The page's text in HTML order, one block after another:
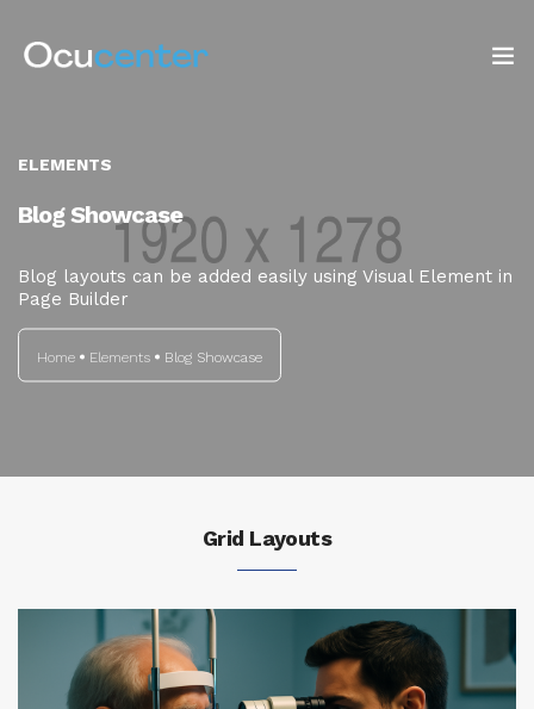
NOSOTROS
SERVICIOS
TIENDA
Blog: ¡OJO AL DATO!
ELEMENTS
Blog Showcase
Blog layouts can be added easily using Visual Element in
Page Builder
Home Elements Blog Showcase
Grid Layouts